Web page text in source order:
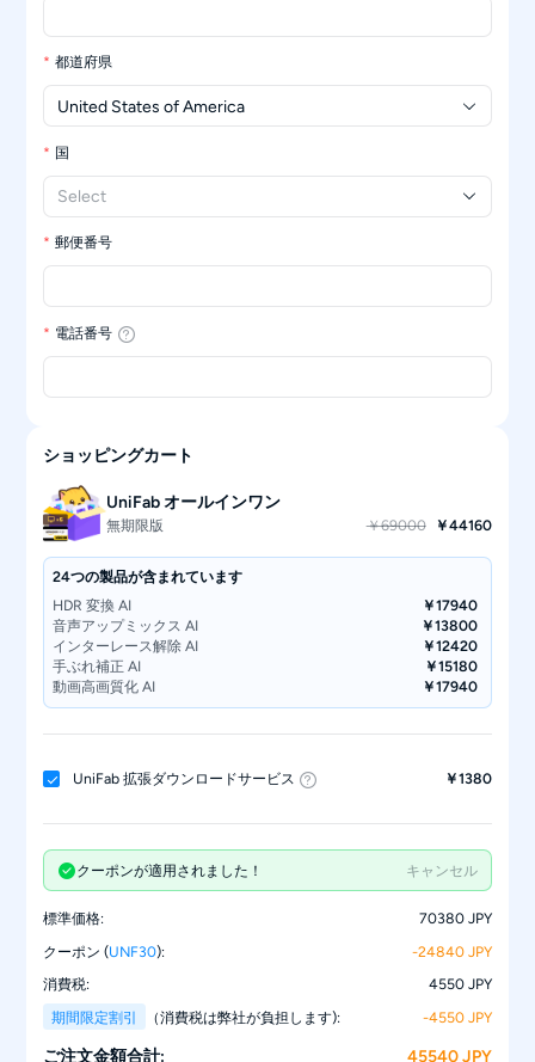
都道府県
United States of America
国
Select
郵便番号
電話番号
ショッピングカート
UniFab オールインワン
無期限版 ￥69000 ￥44160
24つの製品が含まれています
HDR 変換 AI
￥17940
音声アップミックス AI
￥13800
インターレース解除 AI
￥12420
手ぶれ補正 AI
￥15180
動画高画質化 AI
￥17940
フレーム補間 AI
￥12420
RTX RapidHDR AI
TV メディア変換
￥12420
顔向け高画質化 AI
￥17940
白黒動画カラー化 AI
￥17940
動画翻訳 AI - FabCloud
￥20700
UniFab 動画高画質化 AI - FabCloud
￥17940
UniFab HDR 変換 AI - FabCloud
￥17940
音楽変換プロ AI - FabCloud
￥11040
高精細復元AI - FabCloud
￥20700
白黒動画カラー化 AI - FabCloud
￥17940
AI動画リフレーム - FabCloud
￥15180
高精細復元AI
ウォーターマーク除去 AI - FabCloud
￥17940
UniFab 拡張ダウンロードサービス ￥1380
クーポンが適用されました！ キャンセル
標準価格:
70380 JPY
クーポン (UNF30):
-24840 JPY
消費税:
4550 JPY
期間限定割引
（消費税は弊社が負担します): -4550 JPY
ご注文金額合計: 45540 JPY